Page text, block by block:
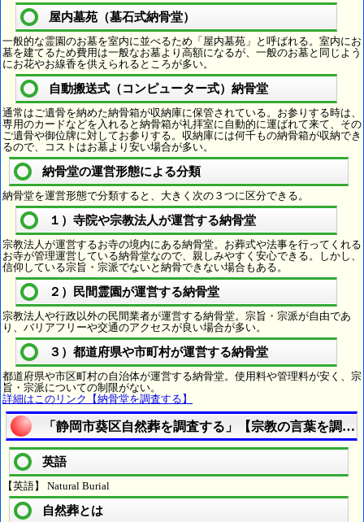
屋内墓苑（墓石式納骨堂）
一般的な霊園のお墓を室内に並べるため「屋内墓苑」と呼ばれる。室内にお
墓を建てるため費用は一般なお墓より高額になるが、一般のお墓と同じよう
にお花やお線香を供えられるところが多い。
自動搬送式（コンピューター式）納骨堂
通常はご遺骨を納めた納骨箱が収納庫に保管されている。お参りする時は、
専用のカードなどを入れると納骨箱が礼拝室に自動的に運ばれて来て、その
ご遺骨や御位牌に対してお参りする。収納庫には何千もの納骨箱が収納でき
るので、コストはお墓より安い場合が多い。
納骨堂の運営形態による分類
納骨堂を運営形態で分類すると、大きく次の３つに区分できる。
１）寺院や宗教法人が運営する納骨堂
宗教法人が運営するお寺の境内にある納骨堂。お葬式や法事を行ってくれる
お寺が管理運営している納骨堂なので、親しみやすく安心できる。しかし、
信仰している宗旨・宗派でないと納骨できない場合もある。
２）民間霊園が運営する納骨堂
宗教法人や行政以外の民間業者が運営する納骨堂。宗旨・宗派が自由であ
り、バリアフリーや交通のアクセスが良い場合が多い。
３）都道府県や市町村が運営する納骨堂
都道府県や市区町村の自治体が運営する納骨堂。使用料や管理料が安く、宗
旨・宗派についての制限がない。
詳細はこのリンク【納骨堂を調査する】
「静岡市葵区自然葬を調査する」【宗教の言葉を調べ
英語
【英語】 Natural Burial
自然葬とは